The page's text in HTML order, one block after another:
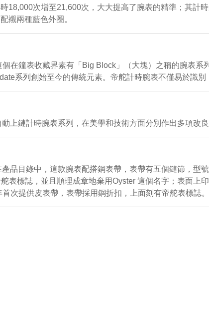
18,000次增至21,600次，大大提高了腕表的精準；其計
襯兩種藍色外圈。
在鐘表收藏界素有「Big Block」（大塊）之稱的腕表
系列創始至今的傳統元素。帝舵計時腕表不僅易於識別
上鏈計時腕表系列，在美學和技術方面分別作出多項改
品目錄中，這款腕表配搭鋼表帶，表帶有五個鏈節，型
表標誌，並且順理成章地棄用Oyster 這個名字；表面
次提供皮表帶，表帶採用鋼折扣，上面刻有帝舵表標誌。